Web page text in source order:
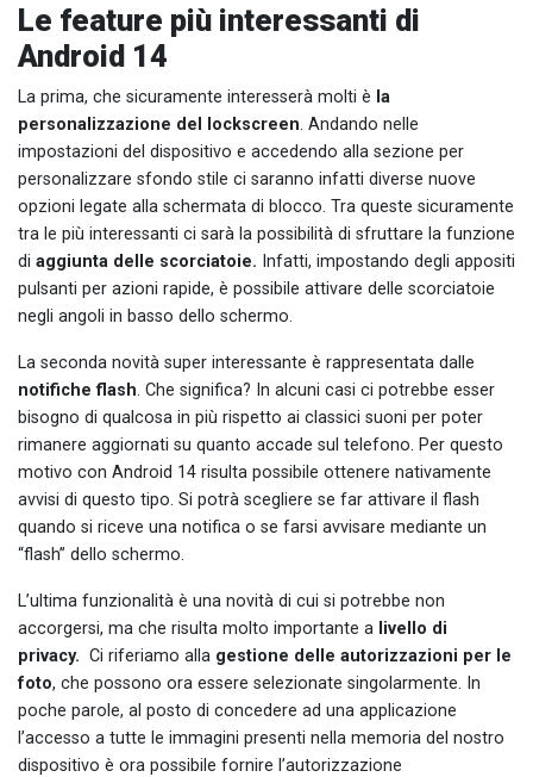
Le feature più interessanti di
Android 14
La prima, che sicuramente interesserà molti è la
personalizzazione del lockscreen. Andando nelle
impostazioni del dispositivo e accedendo alla sezione per
personalizzare sfondo stile ci saranno infatti diverse nuove
opzioni legate alla schermata di blocco. Tra queste sicuramente
tra le più interessanti ci sarà la possibilità di sfruttare la funzione
di aggiunta delle scorciatoie. Infatti, impostando degli appositi
pulsanti per azioni rapide, è possibile attivare delle scorciatoie
negli angoli in basso dello schermo.
La seconda novità super interessante è rappresentata dalle
notifiche flash. Che significa? In alcuni casi ci potrebbe esser
bisogno di qualcosa in più rispetto ai classici suoni per poter
rimanere aggiornati su quanto accade sul telefono. Per questo
motivo con Android 14 risulta possibile ottenere nativamente
avvisi di questo tipo. Si potrà scegliere se far attivare il flash
quando si riceve una notifica o se farsi avvisare mediante un
“flash” dello schermo.
L’ultima funzionalità è una novità di cui si potrebbe non
accorgersi, ma che risulta molto importante a livello di
privacy. Ci riferiamo alla gestione delle autorizzazioni per le
foto, che possono ora essere selezionate singolarmente. In
poche parole, al posto di concedere ad una applicazione
l’accesso a tutte le immagini presenti nella memoria del nostro
dispositivo è ora possibile fornire l’autorizzazione